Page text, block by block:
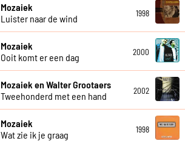
Mozaiek
Luister naar de wind
1998
Mozaiek
Ooit komt er een dag
2000
Mozaiek en Walter Grootaers
Tweehonderd met een hand
2002
Mozaiek
Wat zie ik je graag
1998